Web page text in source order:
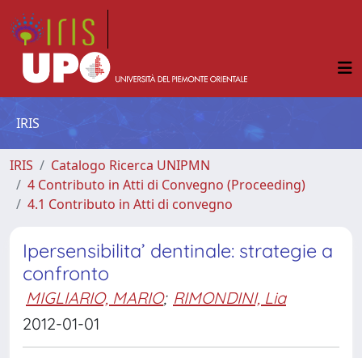
IRIS
IRIS
Catalogo Ricerca UNIPMN
4 Contributo in Atti di Convegno (Proceeding)
4.1 Contributo in Atti di convegno
Ipersensibilita’ dentinale: strategie a
confronto
MIGLIARIO, MARIO; RIMONDINI, Lia
2012-01-01